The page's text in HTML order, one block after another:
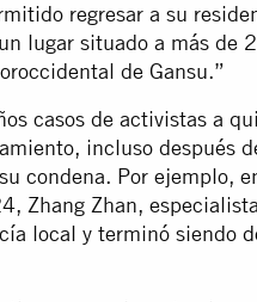
regresar a su
lugar situado a más de
de Gansu.”
casos de activistas a
incluso después
condena. Por ejemplo,
Zhang Zhan,
local y terminó siendo